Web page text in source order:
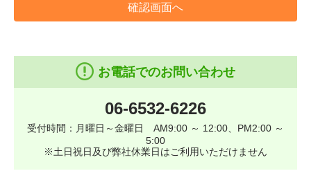
確認画面へ
お電話でのお問い合わせ
06-6532-6226
受付時間：月曜日～金曜日 AM9:00 ～ 12:00、PM2:00 ～
5:00
※土日祝日及び弊社休業日はご利用いただけません